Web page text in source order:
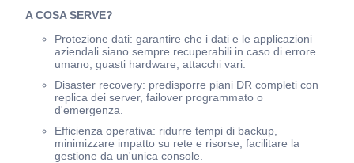
A COSA SERVE?
Protezione dati: garantire che i dati e le applicazioni
aziendali siano sempre recuperabili in caso di errore
umano, guasti hardware, attacchi vari.
Disaster recovery: predisporre piani DR completi con
replica dei server, failover programmato o
d'emergenza.
Efficienza operativa: ridurre tempi di backup,
minimizzare impatto su rete e risorse, facilitare la
gestione da un'unica console.